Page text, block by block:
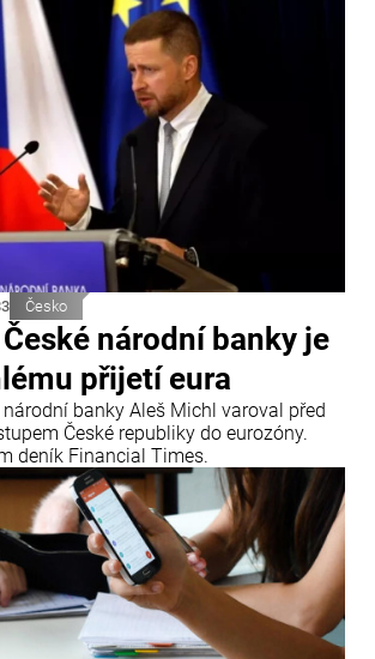
Česko
národní banky je
přijetí eura
národní banky Aleš Michl varoval před
České republiky do eurozóny.
deník Financial Times.